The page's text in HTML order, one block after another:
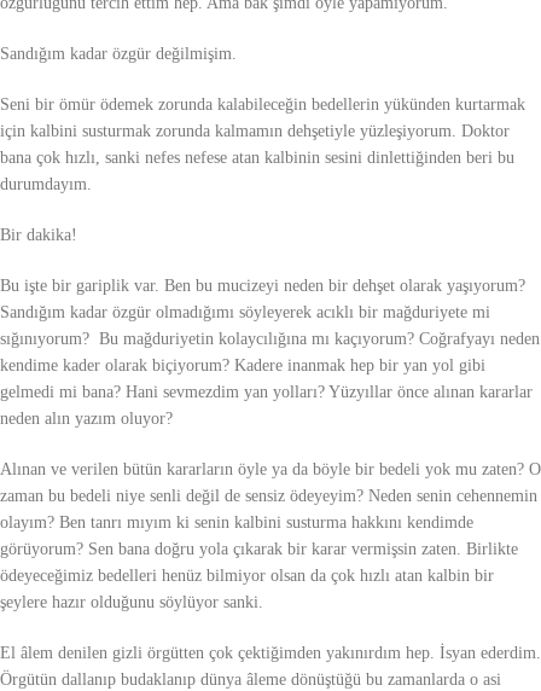
Sandığım kadar özgür değilmişim.
Seni bir ömür ödemek zorunda kalabileceğin bedellerin yükünden kurtarmak
için kalbini susturmak zorunda kalmamın dehşetiyle yüzleşiyorum. Doktor
bana çok hızlı, sanki nefes nefese atan kalbinin sesini dinlettiğinden beri bu
durumdayım.
Bir dakika!
Bu işte bir gariplik var. Ben bu mucizeyi neden bir dehşet olarak yaşıyorum?
Sandığım kadar özgür olmadığımı söyleyerek acıklı bir mağduriyete mi
sığınıyorum? Bu mağduriyetin kolaycılığına mı kaçıyorum? Coğrafyayı neden
kendime kader olarak biçiyorum? Kadere inanmak hep bir yan yol gibi
gelmedi mi bana? Hani sevmezdim yan yolları? Yüzyıllar önce alınan kararlar
neden alın yazım oluyor?
Alınan ve verilen bütün kararların öyle ya da böyle bir bedeli yok mu zaten? O
zaman bu bedeli niye senli değil de sensiz ödeyeyim? Neden senin cehennemin
olayım? Ben tanrı mıyım ki senin kalbini susturma hakkını kendimde
görüyorum? Sen bana doğru yola çıkarak bir karar vermişsin zaten. Birlikte
ödeyeceğimiz bedelleri henüz bilmiyor olsan da çok hızlı atan kalbin bir
şeylere hazır olduğunu söylüyor sanki.
El âlem denilen gizli örgütten çok çektiğimden yakınırdım hep. İsyan ederdim.
Örgütün dallanıp budaklanıp dünya âleme dönüştüğü bu zamanlarda o asi